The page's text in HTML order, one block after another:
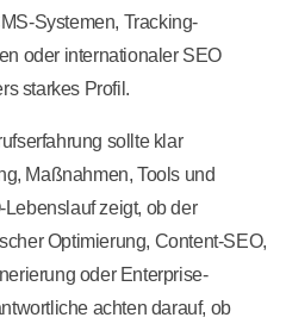
Systemen, Tracking-
oder internationaler SEO
starkes Profil.
sollte klar
Maßnahmen, Tools und
zeigt, ob der
Optimierung, Content-SEO,
oder Enterprise-
achten darauf, ob